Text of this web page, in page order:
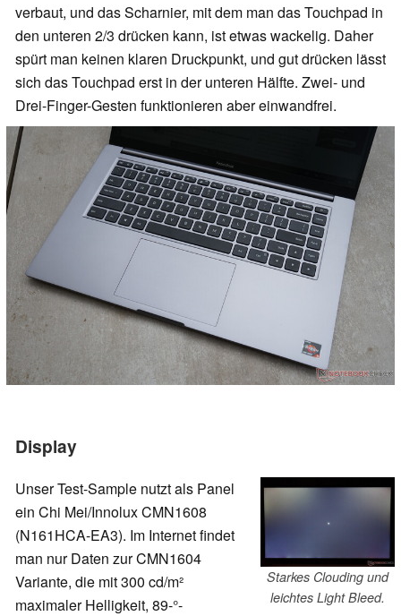
verbaut, und das Scharnier, mit dem man das Touchpad in
den unteren 2/3 drücken kann, ist etwas wackelig. Daher
spürt man keinen klaren Druckpunkt, und gut drücken lässt
sich das Touchpad erst in der unteren Hälfte. Zwei- und
Drei-Finger-Gesten funktionieren aber einwandfrei.
Display
Starkes Clouding und
leichtes Light Bleed.
Unser Test-Sample nutzt als Panel
ein Chi Mei/Innolux CMN1608
(N161HCA-EA3). Im Internet findet
man nur Daten zur CMN1604
Variante, die mit 300 cd/m²
maximaler Helligkeit, 89-°-